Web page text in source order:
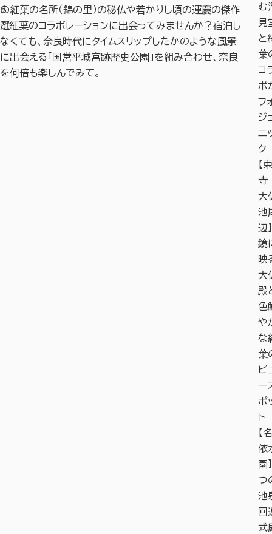
6
選
の紅葉の名所（錦の里）の秘仏や若かりし頃の運慶の傑作
と紅葉のコラボレーションに出会ってみませんか？宿泊し
なくても、奈良時代にタイムスリップしたかのような風景
に出会える「国営平城宮跡歴史公園」を組み合わせ、奈良
を何倍も楽しんでみて。
む
見
と
葉
コ
ボ
フ
ジ
ニ
ク
【
大
池
辺
鏡
映
大
殿
色
や
な
葉
ビ
ー
ポ
ト
【
依
園
つ
池
回
式